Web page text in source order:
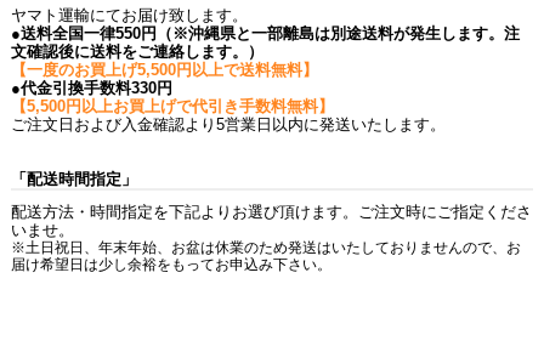
ヤマト運輸にてお届け致します。
●送料全国一律550円（※沖縄県と一部離島は別途送料が発生します。注
文確認後に送料をご連絡します。）
【一度のお買上げ5,500円以上で送料無料】
●代金引換手数料330円
【5,500円以上お買上げで代引き手数料無料】
ご注文日および入金確認より5営業日以内に発送いたします。
「配送時間指定」
配送方法・時間指定を下記よりお選び頂けます。ご注文時にご指定くださ
いませ。
※土日祝日、年末年始、お盆は休業のため発送はいたしておりませんので、お
届け希望日は少し余裕をもってお申込み下さい。